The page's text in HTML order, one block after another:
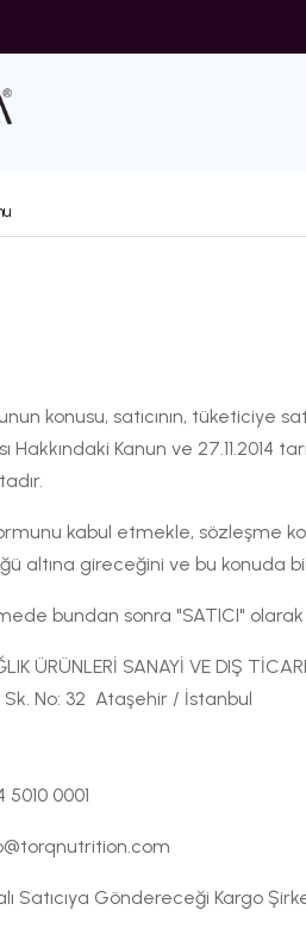
konusu, satıcının, tüketiciye
Hakkındaki Kanun ve
kabul etmekle, sözleşme
altına gireceğini ve bu konuda
bundan sonra "SATICI" olarak
ÜRÜNLERİ SANAYİ VE DIŞ
No: 32 Ataşehir / İstanbul
5010 0001
Satıcıya Göndereceği Kargo